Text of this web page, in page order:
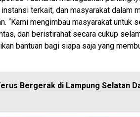
terkait, dan masyarakat dalam
“Kami mengimbau masyarakat untuk
dan beristirahat secara cukup
bantuan bagi siapa saja yang
Bergerak di Lampung Selatan